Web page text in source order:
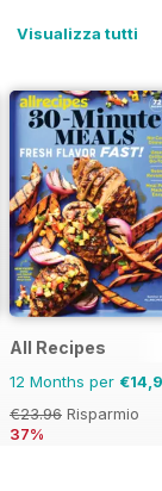
Visualizza tutti
All Recipes
12 Months per
€23.96 Risparmio
37%